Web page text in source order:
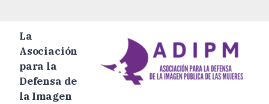
La
Asociación
para la
Defensa de
la Imagen